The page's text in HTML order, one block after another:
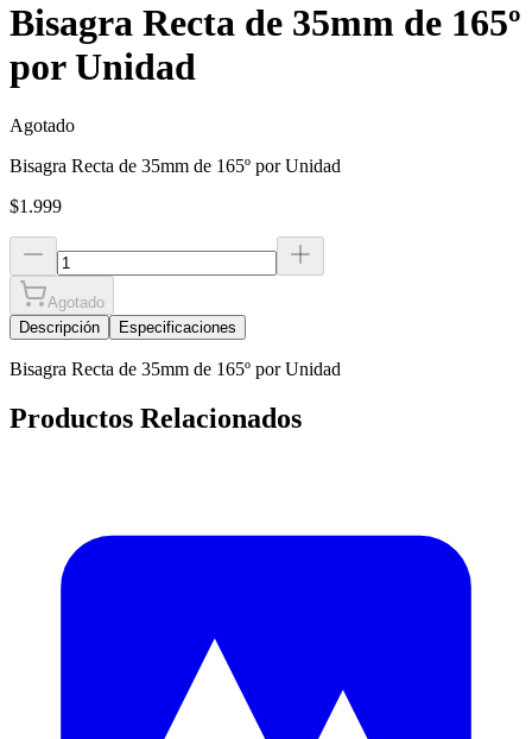
Bisagra Recta de 35mm de 165º
por Unidad
Agotado
Bisagra Recta de 35mm de 165º por Unidad
$1.999
Agotado
Descripción
Especificaciones
Bisagra Recta de 35mm de 165º por Unidad
Productos Relacionados